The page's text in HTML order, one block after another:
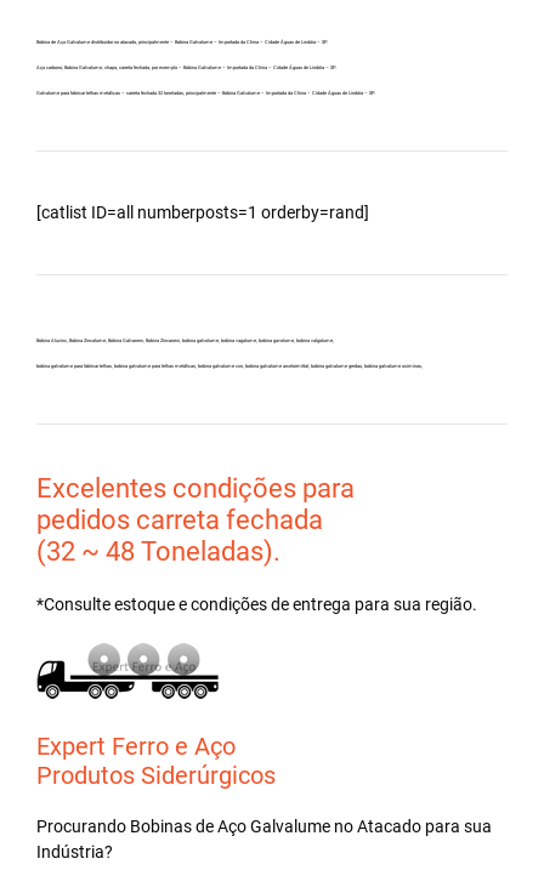
Bobina de Aço Galvalume distribuidor no atacado, principalmente – Bobina Galvalume – Importada da China – Cidade Águas de Lindóia – SP.
Aço carbono, Bobina Galvalume, chapa, carreta fechada, por exemplo – Bobina Galvalume – Importada da China – Cidade Águas de Lindóia – SP.
Galvalume para fabricar telhas metálicas – carreta fechada 32 toneladas, principalmente – Bobina Galvalume – Importada da China – Cidade Águas de Lindóia – SP.
[catlist ID=all numberposts=1 orderby=rand]
Bobina Aluzinc, Bobina Zincalume, Bobina Galvanew, Bobina Zincanew, bobina galvolume, bobina vagalume, bobina gavolume, bobina valgalume,
bobina galvalume para fabricar telhas, bobina galvalume para telhas metálicas, bobina galvalume csn, bobina galvalume arcelormittal, bobina galvalume gerdau, bobina galvalume usiminas,
Excelentes condições para
pedidos carreta fechada
(32 ~ 48 Toneladas).
*Consulte estoque e condições de entrega para sua região.
Expert Ferro e Aço
Produtos Siderúrgicos
Procurando Bobinas deAço Galvalume noAtacado para sua
Indústria?